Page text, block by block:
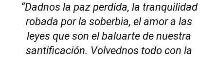
“Dadnos la paz perdida, la tranquilidad
robada por la soberbia, el amor a las
leyes que son el baluarte de nuestra
santificación. Volvednos todo con la